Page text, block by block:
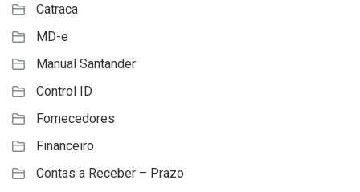
Catraca
MD-e
Manual Santander
Control ID
Fornecedores
Financeiro
Contas a Receber – Prazo